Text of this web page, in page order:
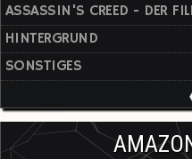
ASSASSIN'S CREED - DER
HINTERGRUND
SONSTIGES